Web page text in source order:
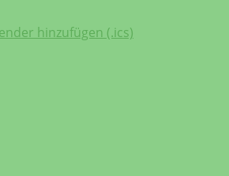
hinzufügen (.ics)